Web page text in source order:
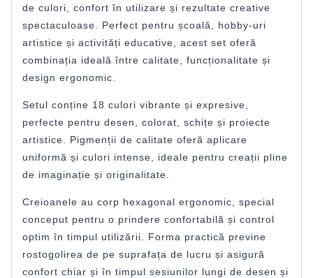
de culori, confort în utilizare și rezultate creative
spectaculoase. Perfect pentru școală, hobby-uri
artistice și activități educative, acest set oferă
combinația ideală între calitate, funcționalitate și
design ergonomic.
Setul conține 18 culori vibrante și expresive,
perfecte pentru desen, colorat, schițe și proiecte
artistice. Pigmenții de calitate oferă aplicare
uniformă și culori intense, ideale pentru creații pline
de imaginație și originalitate.
Creioanele au corp hexagonal ergonomic, special
conceput pentru o prindere confortabilă și control
optim în timpul utilizării. Forma practică previne
rostogolirea de pe suprafața de lucru și asigură
confort chiar și în timpul sesiunilor lungi de desen și